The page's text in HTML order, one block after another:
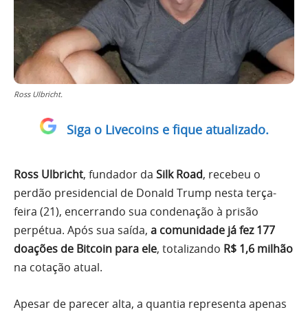
Ross Ulbricht.
Siga o Livecoins e fique atualizado.
Ross Ulbricht, fundador da Silk Road, recebeu o
perdão presidencial de Donald Trump nesta terça-
feira (21), encerrando sua condenação à prisão
perpétua. Após sua saída, a comunidade já fez 177
doações de Bitcoin para ele, totalizando R$ 1,6 milhão
na cotação atual.
Apesar de parecer alta, a quantia representa apenas